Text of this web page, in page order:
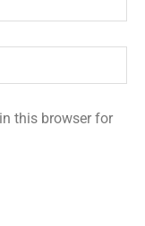
this browser for